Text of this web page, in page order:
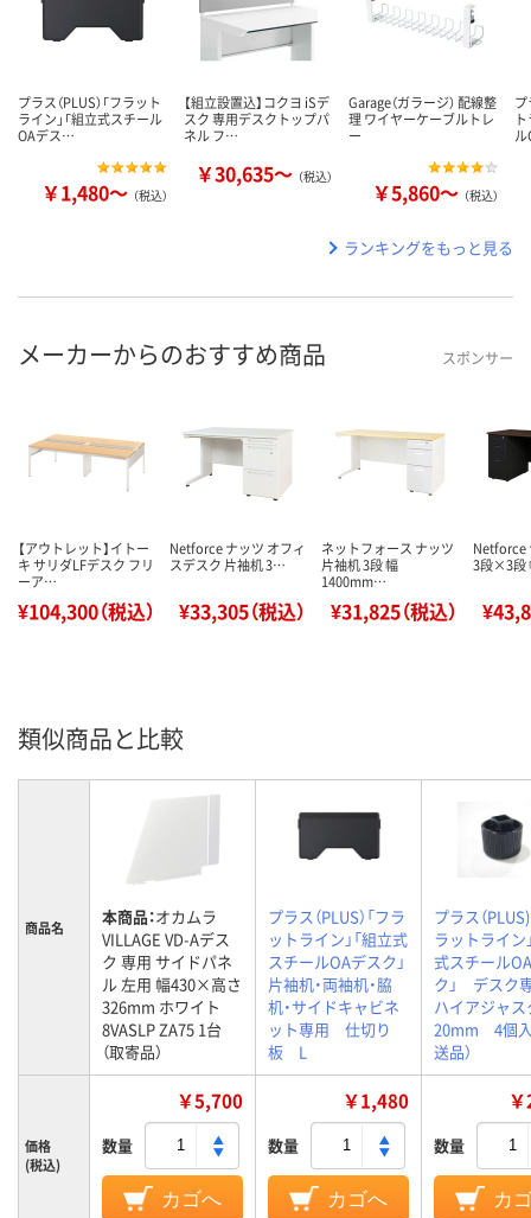
プラス（PLUS）「フラット
ライン」「組立式スチール
OAデス…
￥1,480～ （税込）
【組立設置込】コクヨ iSデ
スク 専用デスクトップパ
ネル フ…
￥30,635～ （税込）
Garage（ガラージ） 配線整
理 ワイヤーケーブルトレ
ー
￥5,860～ （税込）
ランキングをもっと見る
メーカーからのおすすめ商品 スポンサー
【アウトレット】イトー
キ サリダLFデスク フリ
ーア…
¥104,300（税込）
Netforce ナッツ オフィ
スデスク 片袖机 3…
¥33,305（税込）
ネットフォース ナッツ
片袖机 3段 幅
1400mm…
¥31,825（税込）
Netforce
3段×3段
類似商品と比較
商品名 本商品：オカムラ
VILLAGE VD-Aデス
ク 専用 サイドパネ
ル 左用 幅430×高さ
326mm ホワイト
8VASLP ZA75 1台
（取寄品）
プラス（PLUS）「フラ
ットライン」「組立式
スチールOAデスク」
片袖机・両袖机・脇
机・サイドキャビネ
ット専用 仕切り
板 L
プラス（
ラットライン
式スチール
ク」 デス
ハイアジャス
20mm 4個入
送品）
価格
(税込)
￥5,700
数量
カゴへ
￥1,480
数量
カゴへ
数量
カ